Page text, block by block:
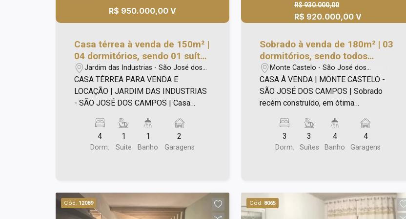
R$ 950.000,00 V
Casa térrea à venda de 150m² |
04 dormitórios, sendo 01 suíte
e 02 vagas de garagem |
Jardim das Industrias - São
José dos Campos |
Jardim das Industrias - São José dos
Campos/SP
CASA TÉRREA PARA VENDA E
LOCAÇÃO | JARDIM DAS INDUSTRIAS
- SÃO JOSÉ DOS CAMPOS | Casa
sendo 01 suíte; - Banheiros com box
blindex, (sendo 01 banheiro com
gabinete); - Sala para 02 ambientes
frente com jardim; - No fundo com
churrasqueira. Ótima localização; Não
4
Dorm.
1
Suite
1
Banho
2
Garagens
R$ 930.000,00
R$ 920.000,00 V
Sobrado à venda de 180m² | 03
dormitórios, sendo todos
suítes e 04 vagas de garagem |
Monte Castelo - São José dos
Campos |
Monte Castelo - São José dos
Campos/SP
CASA À VENDA | MONTE CASTELO -
SÃO JOSÉ DOS CAMPOS | Sobrado
recém construído, em ótima
- Lavabo; - Cozinha; - Área de serviço; -
Banheiro; - Dormitório de empregada; -
Quintal; - 04 vagas de garagem. Parte
Aquecimento solar; - Preparação para
ar-condicionado; - Acabamento de
3
Dorm.
3
Suítes
4
Banho
4
Garagens
Cód. 12089 Cód. 8065